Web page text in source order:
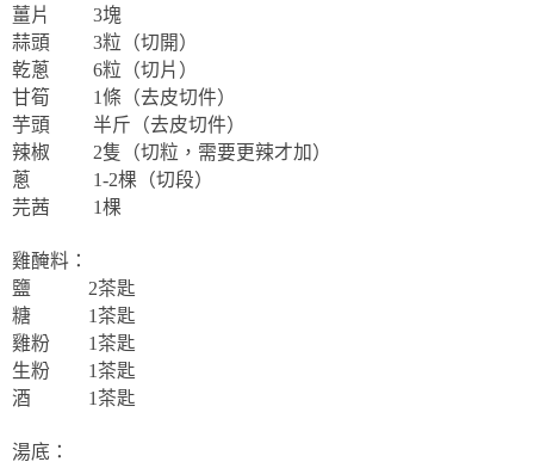
薑片
3塊
蒜頭 3粒（切開）
乾蔥
6粒（切片）
甘筍 1條（去皮切件）
芋頭
半斤（去皮切件）
辣椒 2隻（切粒，需要更辣才加）
蔥
1-2棵（切段）
芫茜 1棵
雞醃料：
鹽 2茶匙
糖 1茶匙
雞粉 1茶匙
生粉 1茶匙
酒 1茶匙
湯底：